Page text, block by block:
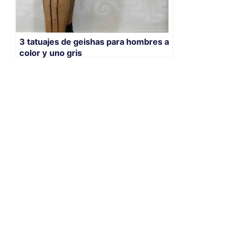
3 tatuajes de geishas para hombres a
color y uno gris